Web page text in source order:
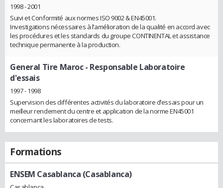
1998 - 2001
Suivi et Conformité aux normes ISO 9002 & EN45001.
Investigations nécessaires à l’amélioration de la qualité en accord avec
les procédures et les standards du groupe CONTINENTAL et assistance
technique permanente à la production.
General Tire Maroc- Responsable Laboratoire
d'essais
1997 - 1998
Supervision des différentes activités du laboratoire d’essais pour un
meilleur rendement du centre et application de la norme EN45001
concernant les laboratoires de tests.
Formations
ENSEM Casablanca (Casablanca)